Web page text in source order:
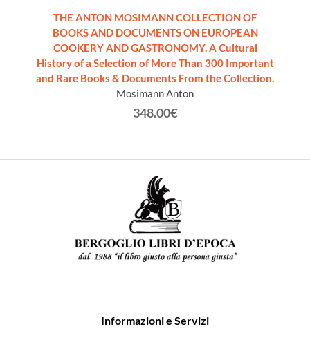
THE ANTON MOSIMANN COLLECTION OF
BOOKS AND DOCUMENTS ON EUROPEAN
COOKERY AND GASTRONOMY. A Cultural
History of a Selection of More Than 300 Important
and Rare Books & Documents From the Collection.
Mosimann Anton
348.00€
Informazioni e Servizi